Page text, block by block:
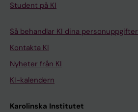
Student på KI
Så behandlar KI dina personuppgifter
Kontakta KI
Nyheter från KI
KI-kalendern
Karolinska Institutet